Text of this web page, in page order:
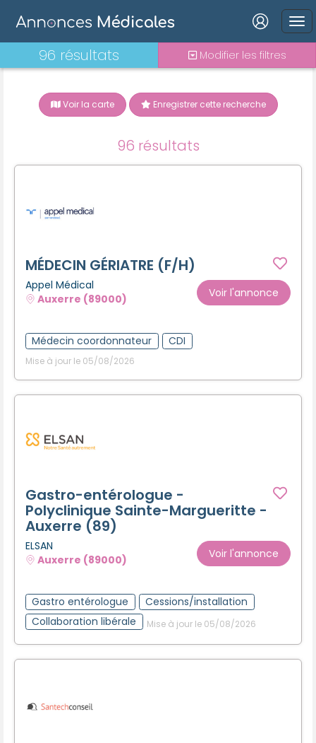
Connexion
Connexion
Se connecter avec LinkedIn
Inscrivez-vous en un clic !
96 résultats Modifier les filtres
Voir la carte Enregistrer cette recherche
96 résultats
MÉDECIN GÉRIATRE (F/H)
Appel Médical
Auxerre (89000)
Voir l'annonce
Médecin coordonnateur CDI
Mise à jour le 05/08/2026
Gastro-entérologue -
Polyclinique Sainte-Margueritte -
Auxerre (89)
ELSAN
Auxerre (89000)
Voir l'annonce
Gastro entérologue
Cessions/installation
Collaboration libérale
Mise à jour le 05/08/2026